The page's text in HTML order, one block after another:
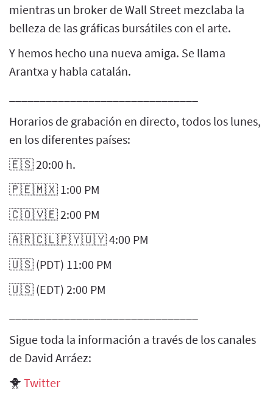
mientras un broker de Wall Street mezclaba la
belleza de las gráficas bursátiles con el arte.
Y hemos hecho una nueva amiga. Se llama
Arantxa y habla catalán.
Horarios de grabación en directo, todos los lunes,
en los diferentes países:
🇪🇸 20:00 h.
🇵🇪🇲🇽 1:00 PM
🇨🇴🇻🇪 2:00 PM
🇦🇷🇨🇱🇵🇾🇺🇾 4:00 PM
🇺🇸 (PDT) 11:00 PM
🇺🇸 (EDT) 2:00 PM
Sigue toda la información a través de los canales
de David Arráez:
🐥 Twitter